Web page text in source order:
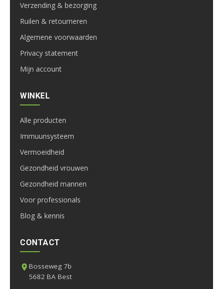
Verzending & bezorging
Ruilen & retourneren
Algemene voorwaarden
Privacy statement
Mijn account
WINKEL
Alle producten
Immuunsysteem
Vermoeidheid
Gezondheid vrouwen
Gezondheid mannen
Voor professionals
Blog & kennis
CONTACT
Bosseweg 7b
5682 BA Best